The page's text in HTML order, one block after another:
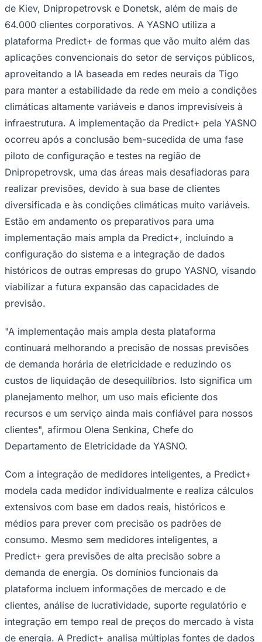
Panorama Econômico
Panorama Econômico
Anuncie no Portal
Verificar Empresa Novo
Anunciar VagasNovo
Publicidade Legal
NBA
Fórmula 1
UFC
Tênis (ATP)
MLB
NHL
Atletismo
Vôlei
Competições de Futebol
Brasileirão Série A
Brasileirão Série B
Paulistão
Copa do Brasil
Libertadores
Sul-Americana
Champions League
La Liga
Bundesliga
Times - Ir direto
de Kiev, Dnipropetrovsk e Donetsk, além de mais de
64.000 clientes corporativos. A YASNO utiliza a
plataforma Predict+ de formas que vão muito além das
aplicações convencionais do setor de serviços públicos,
aproveitando a IA baseada em redes neurais da Tigo
para manter a estabilidade da rede em meio a condições
climáticas altamente variáveis ​​e danos imprevisíveis à
infraestrutura. A implementação da Predict+ pela YASNO
ocorreu após a conclusão bem-sucedida de uma fase
piloto de configuração e testes na região de
Dnipropetrovsk, uma das áreas mais desafiadoras para
realizar previsões, devido à sua base de clientes
diversificada e às condições climáticas muito variáveis.
Estão em andamento os preparativos para uma
implementação mais ampla da Predict+, incluindo a
configuração do sistema e a integração de dados
históricos de outras empresas do grupo YASNO, visando
viabilizar a futura expansão das capacidades de
previsão.
"A implementação mais ampla desta plataforma
continuará melhorando a precisão de nossas previsões
de demanda horária de eletricidade e reduzindo os
custos de liquidação de desequilíbrios. Isto significa um
planejamento melhor, um uso mais eficiente dos
recursos e um serviço ainda mais confiável para nossos
clientes", afirmou Olena Senkina, Chefe do
Departamento de Eletricidade da YASNO.
Com a integração de medidores inteligentes, a Predict+
modela cada medidor individualmente e realiza cálculos
extensivos com base em dados reais, históricos e
médios para prever com precisão os padrões de
consumo. Mesmo sem medidores inteligentes, a
Predict+ gera previsões de alta precisão sobre a
demanda de energia. Os domínios funcionais da
plataforma incluem informações de mercado e de
clientes, análise de lucratividade, suporte regulatório e
integração em tempo real de preços do mercado à vista
de energia. A Predict+ analisa múltiplas fontes de dados